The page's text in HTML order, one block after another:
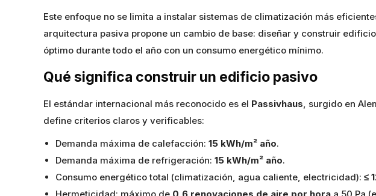
Este enfoque no se limita a instalar sistemas de climatización más
arquitectura pasiva propone un cambio de base: diseñar y construir
óptimo durante todo el año con un consumo energético mínimo.
Qué significa construir un edificio pasivo
El estándar internacional más reconocido es el Passivhaus , surgido en
define criterios claros y verificables:
Demanda máxima de calefacción: 15 kWh/m² año.
Demanda máxima de refrigeración: 15 kWh/m² año.
Consumo energético total (climatización, agua caliente, electricidad): ≤
Hermeticidad: máximo de 0,6 renovaciones de aire por hora a 50 Pa